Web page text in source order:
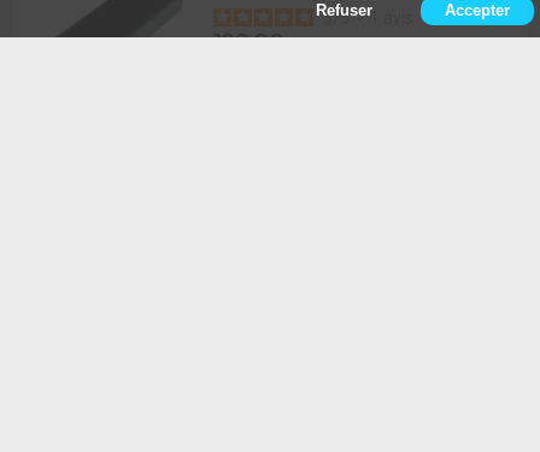
Refuser Accepter
5/5-
129,90